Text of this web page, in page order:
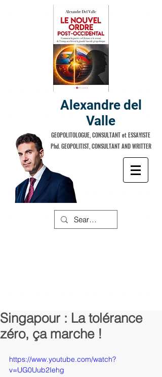
Alexandre del
Valle
GEOPOLITOLOGUE, CONSULTANT et ESSAYISTE
Phd. GEOPOLITIST, CONSULTANT AND WRITTER
Singapour : La tolérance
zéro, ça marche !
https://www.youtube.com/watch?
v=UG0Uub2Iehg